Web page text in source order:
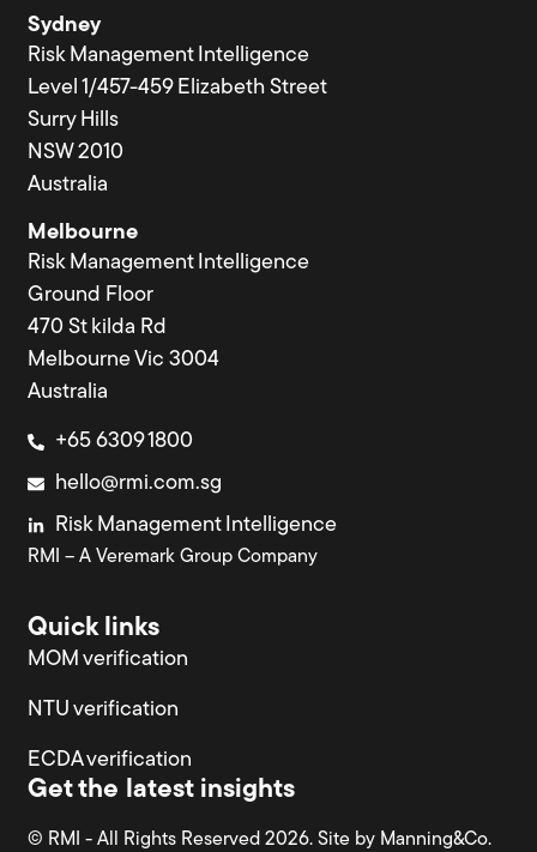
Sydney
Risk Management Intelligence
Level 1/457-459 Elizabeth Street
Surry Hills
NSW 2010
Australia
Melbourne
Risk Management Intelligence
Ground Floor
470 St kilda Rd
Melbourne Vic 3004
Australia
+65 6309 1800
hello@rmi.com.sg
Risk Management Intelligence
RMI – A Veremark Group Company
Quick links
MOM verification
NTU verification
ECDA verification
Get the latest insights
© RMI - All Rights Reserved 2026. Site by Manning&Co.